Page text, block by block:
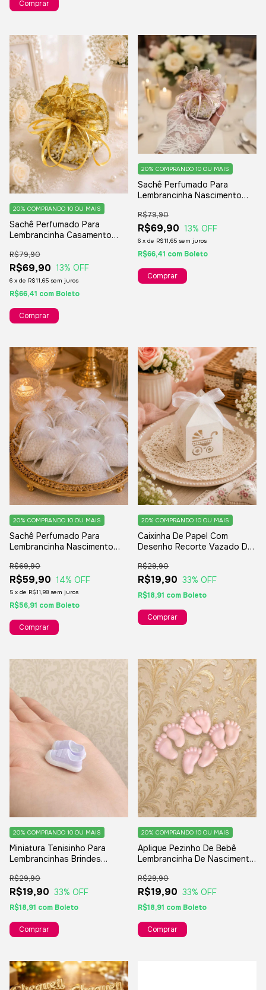
Sachê Perfumado Para
Lembrancinha Casamento
R$69,90
R$79,90
13% OFF
6 x de R$11,65 sem juros
20% COMPRANDO 10 OU MAIS
R$66,41 com Boleto
Sachê Perfumado Para
Lembrancinha Nascimento
Unidades
R$69,90
R$79,90
13% OFF
6 x de R$11,65 sem juros
20% COMPRANDO 10 OU MAIS
R$66,41 com Boleto
Sachê Perfumado Para
Lembrancinha Nascimento
Unidades
R$59,90
R$69,90
14% OFF
5 x de R$11,98 sem juros
20% COMPRANDO 10 OU MAIS
R$56,91 com Boleto
Caixinha De Papel Com
Desenho Recorte Vazado De
Unidades
R$19,90
R$29,90
33% OFF
20% COMPRANDO 10 OU MAIS
R$18,91 com Boleto
Comprar
Miniatura Tenisinho Para
Lembrancinhas Brindes
Unidades
R$19,90
R$29,90
33% OFF
20% COMPRANDO 10 OU MAIS
R$18,91 com Boleto
Comprar
Aplique Pezinho De Bebê
Lembrancinha De Nascimento
10 Peças
R$19,90
R$29,90
33% OFF
20% COMPRANDO 10 OU MAIS
R$18,91 com Boleto
Comprar